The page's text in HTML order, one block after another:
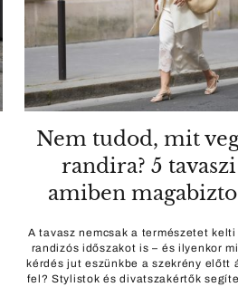
Nem tudod, mit
randira? 5
amiben
A tavasz nemcsak a természetet
randizós időszakot is – és ilyenkor
kérdés jut eszünkbe a szekrény előtt
fel? Stylistok és divatszakértők